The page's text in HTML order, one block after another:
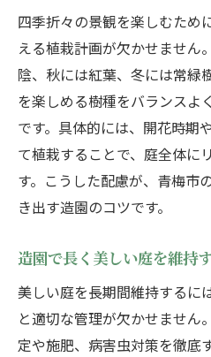
四季折々の景観を楽しむため
える植栽計画が欠かせません
陰、秋には紅葉、冬には常緑
を楽しめる樹種をバランスよ
です。具体的には、開花時期
て植栽することで、庭全体に
す。こうした配慮が、青梅市
き出す造園のコツです。
造園で長く美しい庭を維持
美しい庭を長期間維持するに
と適切な管理が欠かせません
定や施肥、病害虫対策を徹底